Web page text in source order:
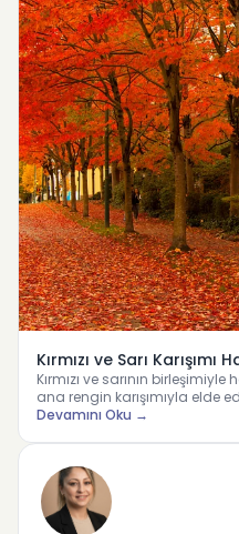
Kırmızı ve Sarı Karışımı
Kırmızı ve sarının
ana rengin karışımıyla elde
Devamını Oku →